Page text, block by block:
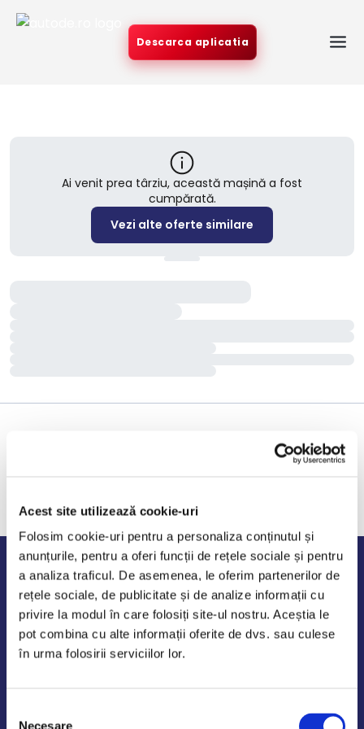
Acest site utilizează cookie-uri
Folosim cookie-uri pentru a personaliza conținutul și
anunțurile, pentru a oferi funcții de rețele sociale și pentru
a analiza traficul. De asemenea, le oferim partenerilor de
rețele sociale, de publicitate și de analize informații cu
privire la modul în care folosiți site-ul nostru. Aceștia le
pot combina cu alte informații oferite de dvs. sau culese
în urma folosirii serviciilor lor.
Necesare
Descarca aplicatia
Ai venit prea târziu, această mașină a fost
cumpărată.
Vezi alte oferte similare
Program de lucru
Luni - Vineri: 09:00-18:00
Sambata - Duminica: 10:00-14:00